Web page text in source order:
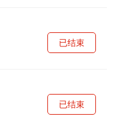
已结束
已结束